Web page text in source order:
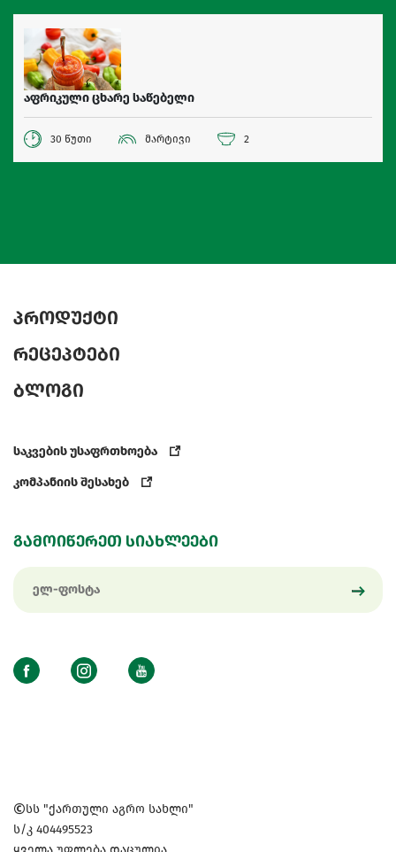
აფრიკული ცხარე საწებელი
30 წუთი მარტივი 2
პროდუქტი
რეცეპტები
ბლოგი
საკვების უსაფრთხოება
კომპანიის შესახებ
გამოიწერეთ სიახლეები
სს "ქართული აგრო სახლი"
ს/კ 404495523